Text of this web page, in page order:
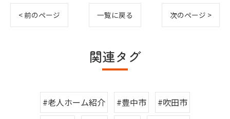
< 前のページ 一覧に戻る 次のページ >
関連タグ
#老人ホーム紹介 #豊中市
#吹田市